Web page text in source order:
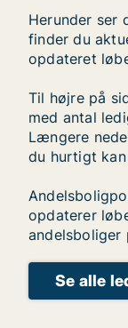
Herunder ser
finder du
opdateret
Til højre på
med antal
Længere
du hurtigt
opdaterer
andelsboliger
Se alle